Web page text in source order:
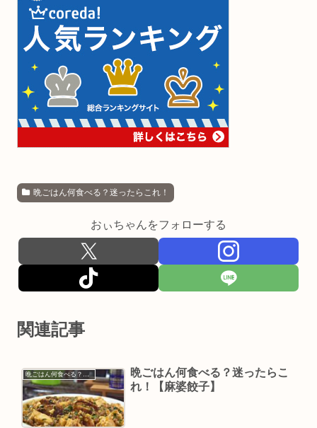
晩ごはん何食べる？迷ったらこれ！
おぃちゃんをフォローする
関連記事
晩ごはん何食べる？迷ったらこれ！
晩ごはん何食べる？迷ったらこ
れ！【麻婆餃子】